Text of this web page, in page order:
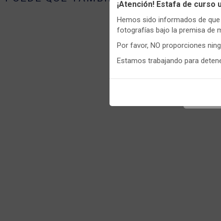
¡Atención! Estafa de curso
Hemos sido informados de
fotografías bajo la premisa de
Por favor, NO proporciones
Estamos trabajando para